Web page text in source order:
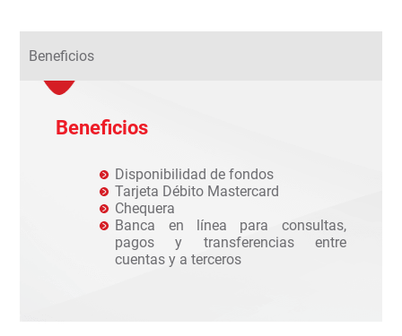
Beneficios
Beneficios
Disponibilidad de fondos
Tarjeta Débito Mastercard
Chequera
Banca en línea para consultas,
pagos y transferencias entre
cuentas y a terceros